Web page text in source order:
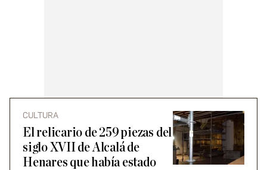
CULTURA
El relicario de 259 piezas del
siglo XVII de Alcalá de
Henares que había estado